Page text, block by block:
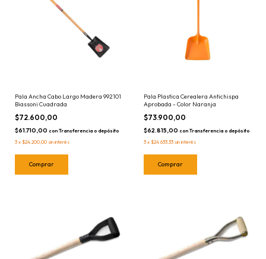
Pala Ancha Cabo Largo Madera 992101
Biassoni Cuadrada
$72.600,00
$61.710,00 con Transferencia o depósito
3 x $24.200,00 sin interés
Pala Plastica Cerealera Antichispa
Aprobada - Color Naranja
$73.900,00
$62.815,00 con Transferencia o depósito
3 x $24.633,33 sin interés